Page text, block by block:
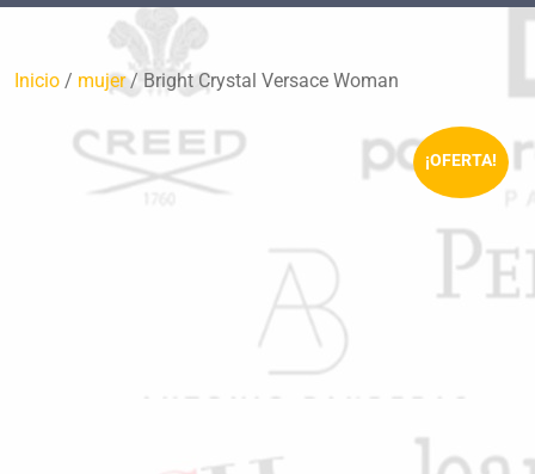
Inicio / mujer/ Bright Crystal Versace Woman
¡OFERTA!